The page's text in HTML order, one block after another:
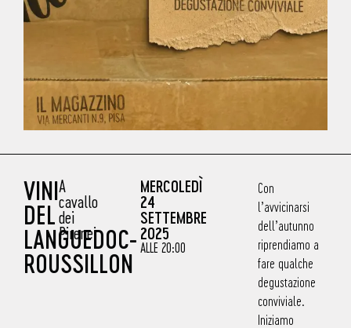
VINI
DEL
LANGUEDOC-
ROUSSILLON
A
cavallo
dei
Pirenei
MERCOLEDÌ
24
SETTEMBRE
2025
ALLE 20:00
Con
l’avvicinarsi
dell’autunno
riprendiamo a
fare qualche
degustazione
conviviale.
Iniziamo